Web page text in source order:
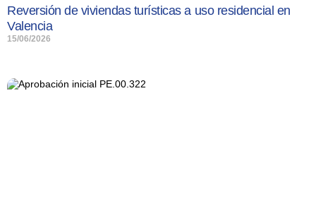
Reversión de viviendas turísticas a uso residencial en
Valencia
15/06/2026